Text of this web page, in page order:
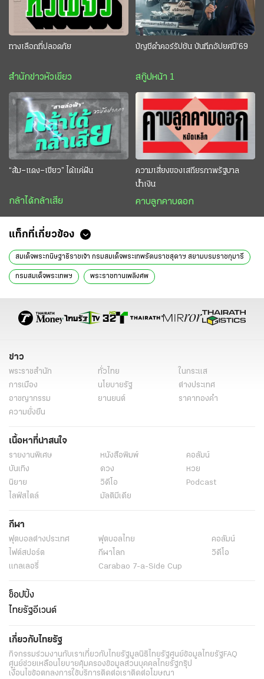
ทางเลือกที่ปลอดภัย
สำนักข่าวหัวเขียว
บัญชีดำคอร์รัปชัน บันทึกอัปยศปี’69
สกู๊ปหน้า 1
“ส้ม–แดง–เขียว” ได้แค่ฝัน
กล้าได้กล้าเสีย
ความเสี่ยงของเสถียรภาพรัฐบาล
น้ำเงิน
คาบลูกคาบดอก
แท็กที่เกี่ยวข้อง
สมเด็จพระกนิษฐาธิราชเจ้า กรมสมเด็จพระเทพรัตนราชสุดาฯ สยามบรมราชกุมารี
กรมสมเด็จพระเทพฯ พระราชทานเพลิงศพ
กรีพงศ์ เทียมเศวต มูลนิธิสมเด็จพระพุฒาจารย์ นครราชสีมา
ข่าว
พระราชสำนัก ทั่วไทย
ในกระแส
การเมือง
นโยบายรัฐ
ต่างประเทศ
อาชญากรรม
ยานยนต์
ราคาทองคำ
ความยั่งยืน
เนื้อหาที่น่าสนใจ
รายงานพิเศษ หนังสือพิมพ์
คอลัมน์
บันเทิง
ดวง
หวย
นิยาย
วิดีโอ
Podcast
ไลฟ์สไตล์
มัลติมีเดีย
กีฬา
ฟุตบอลต่่างประเทศ ฟุตบอลไทย
คอลัมน์
ไฟต์สปอร์ต
กีฬาโลก
วิดีโอ
แกลเลอรี่
Carabao 7-a-Side Cup
ช็อปปิ้ง
ไทยรัฐอีเวนต์
เกี่ยวกับไทยรัฐ
กิจกรรมร่วมงานกับเราเกี่ยวกับไทยรัฐมูลนิธิไทยรัฐศูนย์ข้อมูลไทยรัฐFAQ
ศูนย์ช่วยเหลือนโยบายคุ้มครองข้อมูลส่วนบุคคลไทยรัฐกรุ๊ป
เงื่อนไขข้อตกลงการใช้บริการติดต่อเราติดต่อโฆษณา